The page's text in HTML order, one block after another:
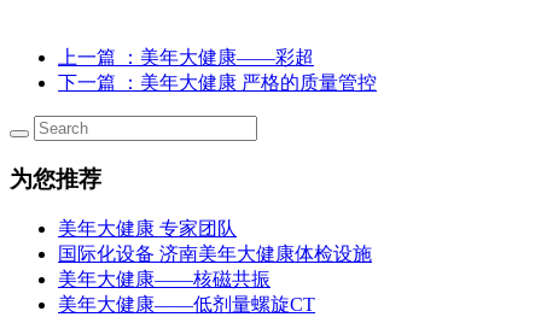
上一篇
：美年大健康——彩超
下一篇
：美年大健康 严格的质量管控
为您推荐
美年大健康 专家团队
国际化设备 济南美年大健康体检设施
美年大健康——核磁共振
美年大健康——低剂量螺旋CT